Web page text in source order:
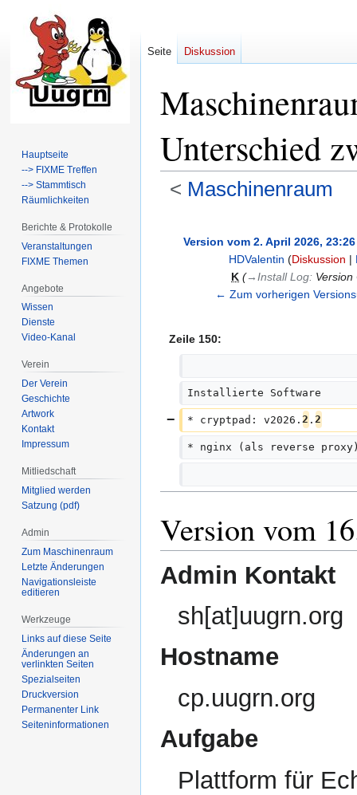
Unterschied
< Maschinenraum
Navigation
SucheVersion vom 2. April 2026,
HDValentin (Diskussion |
K →‎Install Log: Version
← Zum vorherigen
Zeile 150:
Installierte Software
* cryptpad: v2026.2 .2
* nginx (als reverse
Version vom
Admin Kontakt
sh[at]uugrn.org
Hostname
cp.uugrn.org
Aufgabe
Plattform für
Seite Diskussion
Hauptseite
--> FIXME Treffen
--> Stammtisch
Räumlichkeiten
Berichte & Protokolle
Veranstaltungen
FIXME Themen
Angebote
Wissen
Dienste
Video-Kanal
Verein
Der Verein
Geschichte
Artwork
Kontakt
Impressum
Mitliedschaft
Mitglied werden
Satzung (pdf)
Admin
Zum Maschinenraum
Letzte Änderungen
Navigationsleiste
editieren
Werkzeuge
Links auf diese Seite
Änderungen an
verlinkten Seiten
Spezialseiten
Druckversion
Permanenter Link
Seiten­­informationen